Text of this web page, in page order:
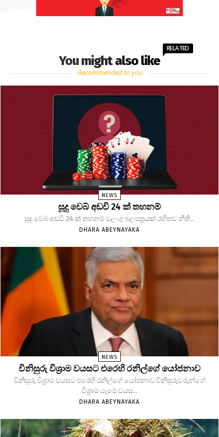
You might also like
RELATED
Recommended to you
NEWS
සූදු වෙබ් අඩවි 24 ක් තහනම්
සූදු වෙබ් අඩවි 24 ක් තහනම් වලංගු බලපත්‍රයක් රහිතව නීති...
DHARA ABEYNAYAKA
NEWS
විනිසුරු විශ්‍රාම වයසට එරෙහි රනිල්ගේ යෝජනාව
විනිසුරු විශ්‍රාම වයසට එරෙහි රනිල්ගේ යෝජනාව විනිසුරුවරුන්ගේ
විශ්‍රාම යෑමේ වයස...
DHARA ABEYNAYAKA